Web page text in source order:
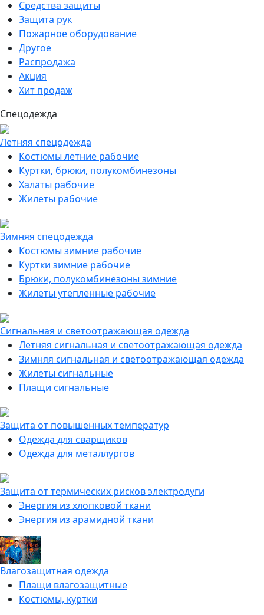
Средства защиты
Защита рук
Пожарное оборудование
Другое
Распродажа
Акция
Хит продаж
Спецодежда
Летняя спецодежда
Костюмы летние рабочие
Куртки, брюки, полукомбинезоны
Халаты рабочие
Жилеты рабочие
Зимняя спецодежда
Костюмы зимние рабочие
Куртки зимние рабочие
Брюки, полукомбинезоны зимние
Жилеты утепленные рабочие
Сигнальная и светоотражающая одежда
Летняя сигнальная и светоотражающая одежда
Зимняя сигнальная и светоотражающая одежда
Жилеты сигнальные
Плащи сигнальные
Защита от повышенных температур
Одежда для сварщиков
Одежда для металлургов
Защита от термических рисков электродуги
Энергия из хлопковой ткани
Энергия из арамидной ткани
Влагозащитная одежда
Плащи влагозащитные
Костюмы, куртки